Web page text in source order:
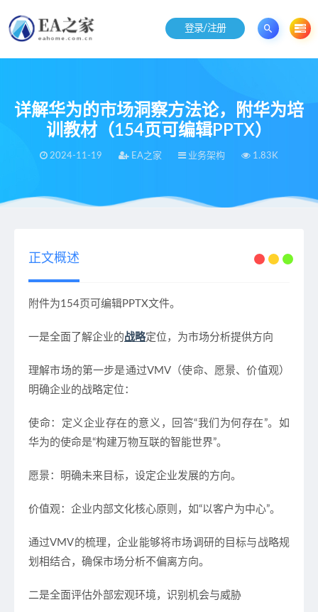
登录/注册
详解华为的市场洞察方法论，附华为培
训教材（154页可编辑PPTX）
2024-11-19 EA之家 业务架构 1.83K
当前位置：EA之家 详解华为的市场洞察方法论，附华为培训教材（154页可编辑PPTX）
正文概述
附件为154页可编辑PPTX文件。
一是全面了解企业的战略定位，为市场分析提供方向
理解市场的第一步是通过VMV （使命、愿景、价值观）
明确企业的战略定位：
使命：定义企业存在的意义，回答“我们为何存在”。如
华为的使命是“构建万物互联的智能世界”。
愿景：明确未来目标，设定企业发展的方向。
价值观：企业内部文化核心原则，如“以客户为中心”。
通过VMV的梳理，企业能够将市场调研的目标与战略规
划相结合，确保市场分析不偏离方向。
二是全面评估外部宏观环境，识别机会与威胁